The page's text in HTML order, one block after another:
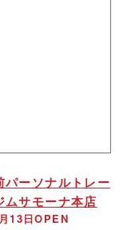
パーソナルトレー
ムサモーナ本店
13日OPEN